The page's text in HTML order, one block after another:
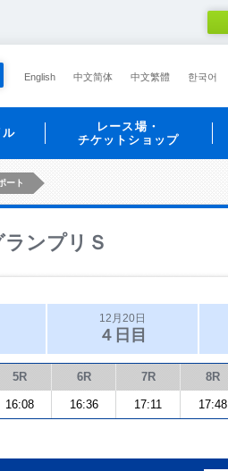
English 中文简体 中文繁體 한국어
ル
レース場・
チケットショップ
ート
ンプリＳ
12月20日
４日目
5R 6R 7R 8R
16:08 16:36 17:11 17:48